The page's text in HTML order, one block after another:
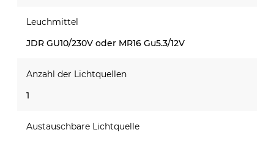
Leuchmittel
JDR GU10/230V oder MR16 Gu5.3/12V
Anzahl der Lichtquellen
1
Austauschbare Lichtquelle